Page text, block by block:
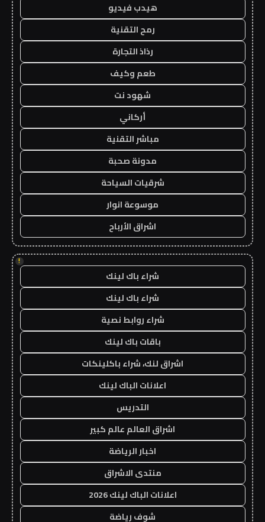
هيدب فيديو
رمح التقنية
رذاذ التجارة
طعم وكيف
شهود نت
أركاني
مباشر التقنية
مدونة صحبة
شرقيات السياحة
موسوعة انوار
اشراق الأرباح
!
شراء باك لينك
شراء باك لينك
شراء روابط نصية
باقات باك لينك
اشراق لنك، شراء باكلينكات
اعلانات الباك لينك
التدريس
اشراق العالم عالم كبير
اخبار الرياضة
منتدى الاشراق
اعلانات الباك لينك 2026
شوف رياضة